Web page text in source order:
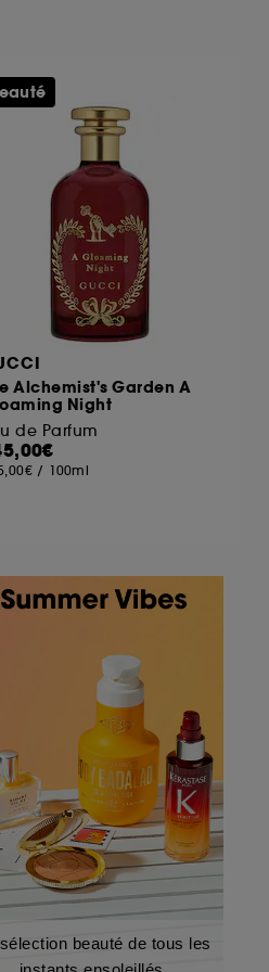
Alchemist's Garden A
Night
de Parfum
/ 100ml
beauté de tous les
concernant
les
générées lors
moment choisir